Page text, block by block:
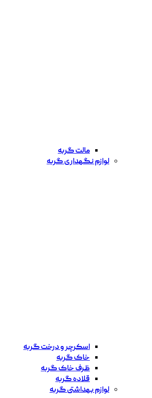
مالت گربه
لوازم نگهداری گربه
اسکرچر و درخت گربه
خاک گربه
ظرف خاک گربه
قلاده گربه
لوازم بهداشتی گربه